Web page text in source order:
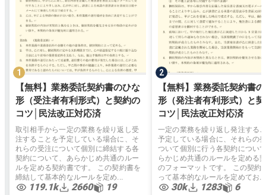
【無料】業務委託契約書のひな
形（受注者有利形式）と契約の
コツ│民法改正対応済
取引相手から一定の業務を繰り返し受
注することを予定している場合に、そ
れらの受注について個別に締結する各
契約について、あらかじめ共通のルー
ルを定める契約書です。 この契約書を
締結して基本的なルールを定め...
119.1k 2660 19
【無料】業務委託契約書
形（発注者有利形式）と
コツ│民法改正対応済
一定の業務を繰り返し発注する
予定している場合に、それらの
ついて個別に行う各契約につい
らかじめ共通のルールを定める
のフォーマットです。 この契約
って基本的なルールを定めてお...
30k 1283 6